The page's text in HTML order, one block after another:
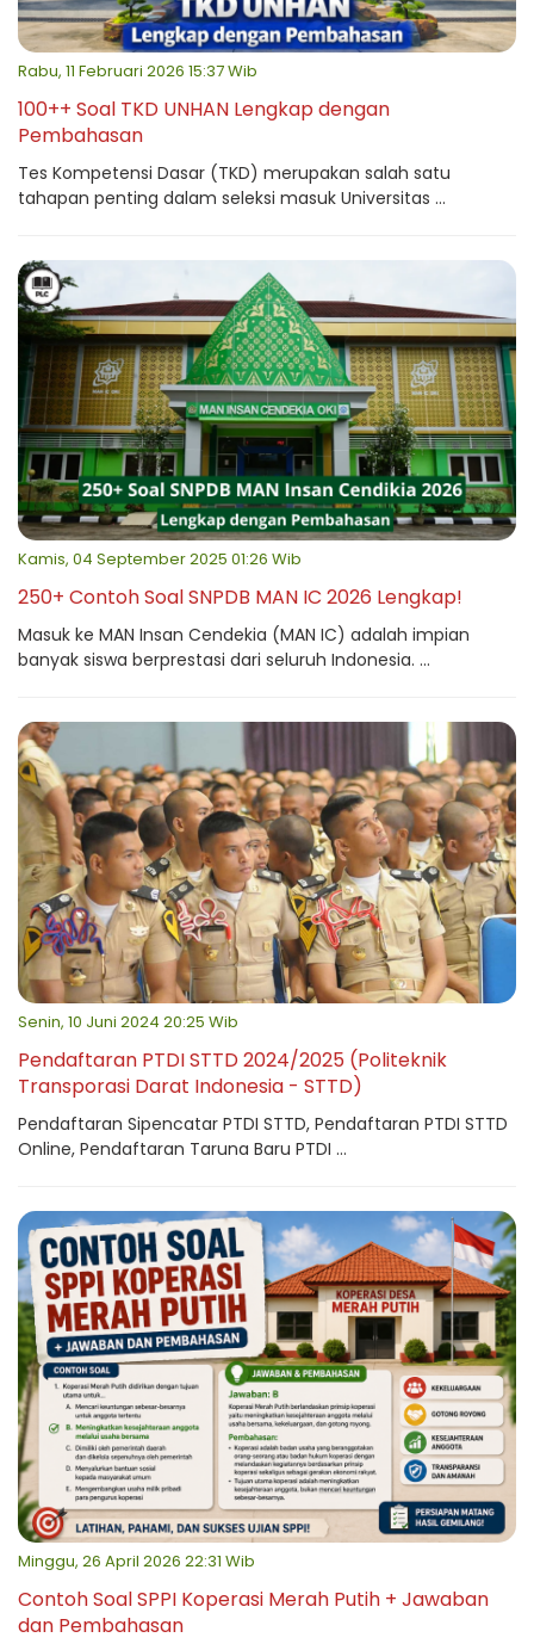
Rabu, 11 Februari 2026 15:37 Wib
100++ Soal TKD UNHAN Lengkap dengan
Pembahasan
Tes Kompetensi Dasar (TKD) merupakan salah satu
tahapan penting dalam seleksi masuk Universitas ...
Kamis, 04 September 2025 01:26 Wib
250+ Contoh Soal SNPDB MAN IC 2026 Lengkap!
Masuk ke MAN Insan Cendekia (MAN IC) adalah impian
banyak siswa berprestasi dari seluruh Indonesia. ...
Senin, 10 Juni 2024 20:25 Wib
Pendaftaran PTDI STTD 2024/2025 (Politeknik
Transporasi Darat Indonesia - STTD)
Pendaftaran Sipencatar PTDI STTD, Pendaftaran PTDI STTD
Online, Pendaftaran Taruna Baru PTDI ...
Minggu, 26 April 2026 22:31 Wib
Contoh Soal SPPI Koperasi Merah Putih + Jawaban
dan Pembahasan